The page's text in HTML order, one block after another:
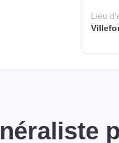
Lieu